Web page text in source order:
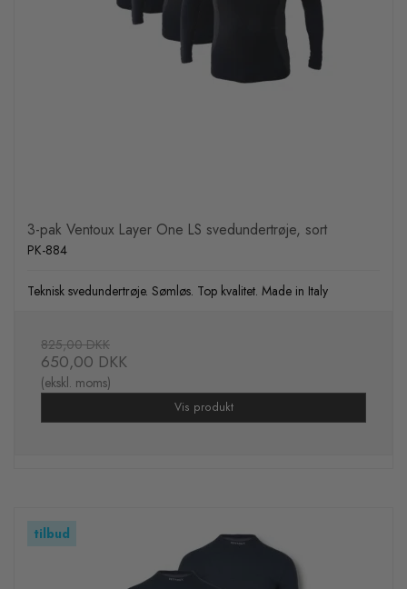
3-pak Ventoux Layer One LS svedundertrøje, sort
PK-884
Teknisk svedundertrøje. Sømløs. Top kvalitet. Made in Italy
825,00 DKK
650,00 DKK
(ekskl. moms)
Vis produkt
tilbud